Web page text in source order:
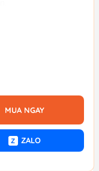
MUA NGAY
Z ZALO